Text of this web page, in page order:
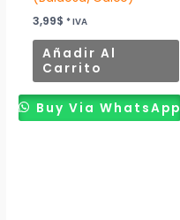
3,99$ * IVA
Añadir Al
Carrito
Buy Via WhatsApp